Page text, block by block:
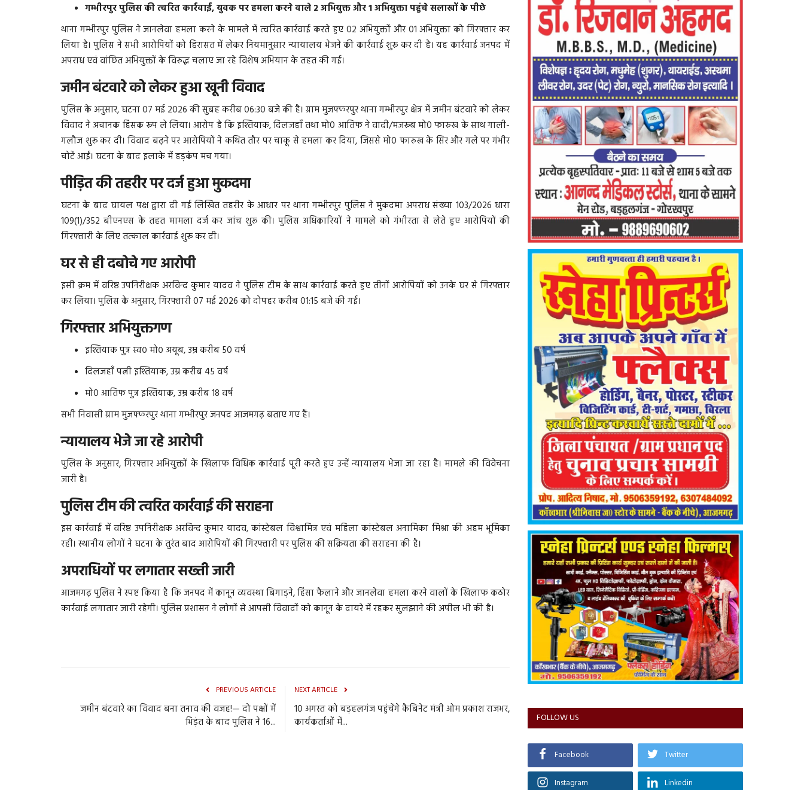
गम्भीरपुर पुलिस की त्वरित कार्रवाई, युवक पर हमला करने वाले 2 अभियुक्त और 1 अभियुक्ता पहुंचे सलाखों के पीछे
थाना गम्भीरपुर पुलिस ने जानलेवा हमला करने के मामले में त्वरित कार्रवाई करते हुए 02 अभियुक्तों और 01 अभियुक्ता को गिरफ्तार कर
लिया है। पुलिस ने सभी आरोपियों को हिरासत में लेकर नियमानुसार न्यायालय भेजने की कार्रवाई शुरू कर दी है। यह कार्रवाई जनपद में
अपराध एवं वांछित अभियुक्तों के विरुद्ध चलाए जा रहे विशेष अभियान के तहत की गई।
जमीन बंटवारे को लेकर हुआ खूनी विवाद
पुलिस के अनुसार, घटना 07 मई 2026 की सुबह करीब 06:30 बजे की है। ग्राम मुजफ्फरपुर थाना गम्भीरपुर क्षेत्र में जमीन बंटवारे को लेकर
विवाद ने अचानक हिंसक रूप ले लिया। आरोप है कि इश्तियाक, दिलजहाँ तथा मो0 आतिफ ने वादी/मजरूब मो0 फारुख के साथ गाली-
गलौज शुरू कर दी। विवाद बढ़ने पर आरोपियों ने कथित तौर पर चाकू से हमला कर दिया, जिससे मो0 फारुख के सिर और गले पर गंभीर
चोटें आईं। घटना के बाद इलाके में हड़कंप मच गया।
पीड़ित की तहरीर पर दर्ज हुआ मुकदमा
घटना के बाद घायल पक्ष द्वारा दी गई लिखित तहरीर के आधार पर थाना गम्भीरपुर पुलिस ने मुकदमा अपराध संख्या 103/2026 धारा
109(1)/352 बीएनएस के तहत मामला दर्ज कर जांच शुरू की। पुलिस अधिकारियों ने मामले को गंभीरता से लेते हुए आरोपियों की
गिरफ्तारी के लिए तत्काल कार्रवाई शुरू कर दी।
घर से ही दबोचे गए आरोपी
इसी क्रम में वरिष्ठ उपनिरीक्षक अरविन्द कुमार यादव ने पुलिस टीम के साथ कार्रवाई करते हुए तीनों आरोपियों को उनके घर से गिरफ्तार
कर लिया। पुलिस के अनुसार, गिरफ्तारी 07 मई 2026 को दोपहर करीब 01:15 बजे की गई।
गिरफ्तार अभियुक्तगण
इश्तियाक पुत्र स्व० मो० अयूब, उम्र करीब 50 वर्ष
दिलजहाँ पत्नी इश्तियाक, उम्र करीब 45 वर्ष
मो0 आतिफ पुत्र इश्तियाक, उम्र करीब 18 वर्ष
सभी निवासी ग्राम मुजफ्फरपुर थाना गम्भीरपुर जनपद आजमगढ़ बताए गए हैं।
न्यायालय भेजे जा रहे आरोपी
पुलिस के अनुसार, गिरफ्तार अभियुक्तों के खिलाफ विधिक कार्रवाई पूरी करते हुए उन्हें न्यायालय भेजा जा रहा है। मामले की विवेचना
जारी है।
पुलिस टीम की त्वरित कार्रवाई की सराहना
इस कार्रवाई में वरिष्ठ उपनिरीक्षक अरविन्द कुमार यादव, कांस्टेबल विश्वामित्र एवं महिला कांस्टेबल अनामिका मिश्रा की अहम भूमिका
रही। स्थानीय लोगों ने घटना के तुरंत बाद आरोपियों की गिरफ्तारी पर पुलिस की सक्रियता की सराहना की है।
अपराधियों पर लगातार सख्ती जारी
आजमगढ़ पुलिस ने स्पष्ट किया है कि जनपद में कानून व्यवस्था बिगाड़ने, हिंसा फैलाने और जानलेवा हमला करने वालों के खिलाफ कठोर
कार्रवाई लगातार जारी रहेगी। पुलिस प्रशासन ने लोगों से आपसी विवादों को कानून के दायरे में रहकर सुलझाने की अपील भी की है।
PREVIOUS ARTICLE
जमीन बंटवारे का विवाद बना तनाव की वजह!— दो पक्षों में
भिड़ंत के बाद पुलिस ने 16...
NEXT ARTICLE
10 अगस्त को बड़हलगंज पहुंचेंगे कैबिनेट मंत्री ओम प्रकाश राजभर,
कार्यकर्ताओं में...
FOLLOW US
Facebook Twitter
Instagram Linkedin